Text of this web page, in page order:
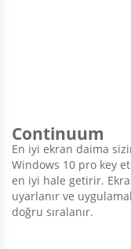
Continuum
En iyi ekran daima
Windows 10 pro key
en iyi hale getirir.
uyarlanır ve
doğru sıralanır.